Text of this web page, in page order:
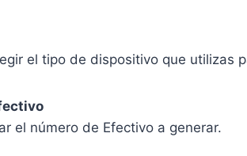
el tipo de dispositivo que utilizas
el número de Efectivo a generar.